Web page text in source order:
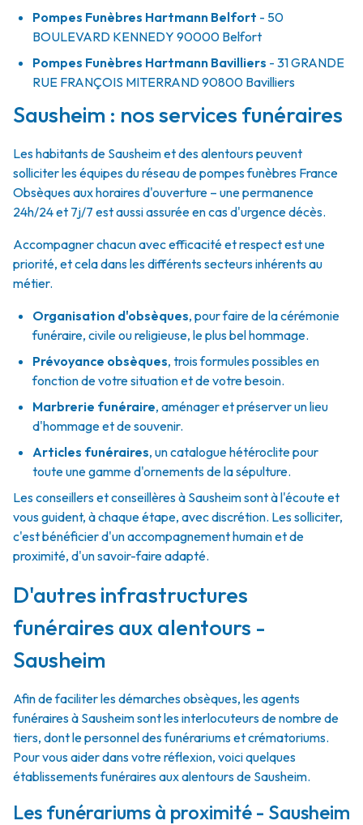
Pompes Funèbres Hartmann Belfort - 50
BOULEVARD KENNEDY 90000 Belfort
Pompes Funèbres Hartmann Bavilliers - 31 GRANDE
RUE FRANÇOIS MITERRAND90800 Bavilliers
Sausheim : nos services funéraires
Les habitants de Sausheim et des alentours peuvent
solliciter les équipes du réseau de pompes funèbres France
Obsèques aux horaires d'ouverture – une permanence
24h/24 et 7j/7 est aussi assurée en cas d'urgence décès.
Accompagner chacun avec efficacité et respect est une
priorité, et cela dans les différents secteurs inhérents au
métier.
Organisation d'obsèques, pour faire de la cérémonie
funéraire, civile ou religieuse, le plus bel hommage.
Prévoyance obsèques, trois formules possibles en
fonction de votre situation et de votre besoin.
Marbrerie funéraire, aménager et préserver un lieu
d'hommage et de souvenir.
Articles funéraires, un catalogue hétéroclite pour
toute une gamme d'ornements de la sépulture.
Les conseillers et conseillères à Sausheim sont à l'écoute et
vous guident, à chaque étape, avec discrétion. Les solliciter,
c'est bénéficier d'un accompagnement humain et de
proximité, d'un savoir-faire adapté.
D'autres infrastructures
funéraires aux alentours -
Sausheim
Afin de faciliter les démarches obsèques, les agents
funéraires à Sausheim sont les interlocuteurs de nombre de
tiers, dont le personnel des funérariums et crématoriums.
Pour vous aider dans votre réflexion, voici quelques
établissements funéraires aux alentours de Sausheim.
Les funérariums à proximité - Sausheim